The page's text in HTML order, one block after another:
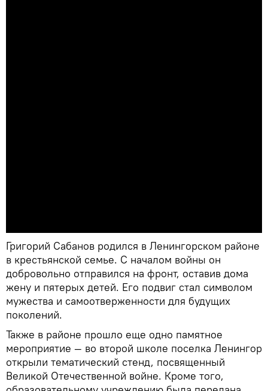
Григорий Сабанов родился в Ленингорском районе
в крестьянской семье. С началом войны он
добровольно отправился на фронт, оставив дома
жену и пятерых детей. Его подвиг стал символом
мужества и самоотверженности для будущих
поколений.
Также в районе прошло еще одно памятное
мероприятие — во второй школе поселка Ленингор
открыли тематический стенд, посвященный
Великой Отечественной войне. Кроме того,